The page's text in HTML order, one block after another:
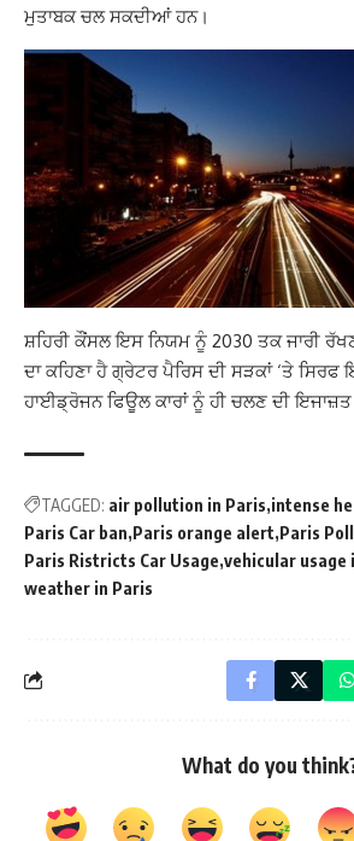
ਮੁਤਾਬਕ ਚਲ ਸਕਦੀਆਂ ਹਨ।
ਸ਼ਹਿਰੀ ਕੌਂਸਲ ਇਸ ਨਿਯਮ ਨੂੰ 2030 ਤਕ ਜਾਰੀ
ਦਾ ਕਹਿਣਾ ਹੈ ਗ੍ਰੇਟਰ ਪੈਰਿਸ ਦੀ ਸੜਕਾਂ ‘ਤੇ
ਹਾਈਡ੍ਰੋਜਨ ਫਿਊਲ ਕਾਰਾਂ ਨੂੰ ਹੀ ਚਲਣ ਦੀ ਇਜਾਜ਼ਤ
TAGGED: air pollution in Paris intense
Paris Car ban Paris orange alert Paris
Paris Ristricts Car Usage vehicular usage
weather in Paris
What do you